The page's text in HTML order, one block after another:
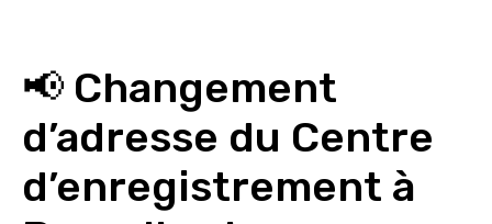
📢 Changement
d’adresse du Centre
d’enregistrement à